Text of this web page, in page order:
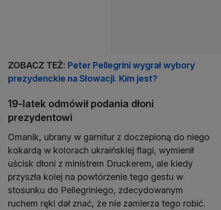
ZOBACZ TEŻ: Peter Pellegrini wygrał wybory
prezydenckie na Słowacji. Kim jest?
19-latek odmówił podania dłoni
prezydentowi
Omanik, ubrany w garnitur z doczepioną do niego
kokardą w kolorach ukraińskiej flagi, wymienił
uścisk dłoni z ministrem Druckerem, ale kiedy
przyszła kolej na powtórzenie tego gestu w
stosunku do Pellegriniego, zdecydowanym
ruchem ręki dał znać, że nie zamierza tego robić.